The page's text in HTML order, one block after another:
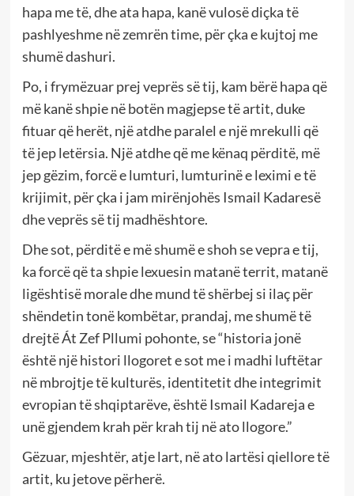
hapa me të, dhe ata hapa, kanë vulosë diçka të
pashlyeshme në zemrën time, për çka e kujtoj me
shumë dashuri.
Po, i frymëzuar prej veprës së tij, kam bërë hapa që
më kanë shpie në botën magjepse të artit, duke
fituar që herët, një atdhe paralel e një mrekulli që
të jep letërsia. Një atdhe që me kënaq përditë, më
jep gëzim, forcë e lumturi, lumturinë e leximi e të
krijimit, për çka i jam mirënjohës Ismail Kadaresë
dhe veprës së tij madhështore.
Dhe sot, përditë e më shumë e shoh se vepra e tij,
ka forcë që ta shpie lexuesin matanë territ, matanë
ligështisë morale dhe mund të shërbej si ilaç për
shëndetin tonë kombëtar, prandaj, me shumë të
drejtë Át Zef Pllumi pohonte, se “historia jonë
është një histori llogoret e sot me i madhi luftëtar
në mbrojtje të kulturës, identitetit dhe integrimit
evropian të shqiptarëve, është Ismail Kadareja e
unë gjendem krah për krah tij në ato llogore.”
Gëzuar, mjeshtër, atje lart, në ato lartësi qiellore të
artit, ku jetove përherë.